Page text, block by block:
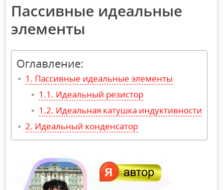
Пассивные идеальные
элементы
Оглавление:
Пассивные идеальные элементы
Идеальный резистор
Идеальная катушка индуктивности
Идеальный конденсатор